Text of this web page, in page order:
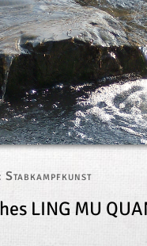
Stabkampfkunst
LING MU